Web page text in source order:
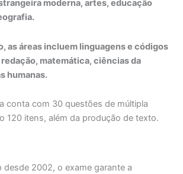
moderna, artes, educação
as áreas incluem linguagens e códigos
matemática, ciências da
humanas.
conta com 30 questões de múltipla
120 itens, além da produção de texto.
desde 2002, o exame garante a